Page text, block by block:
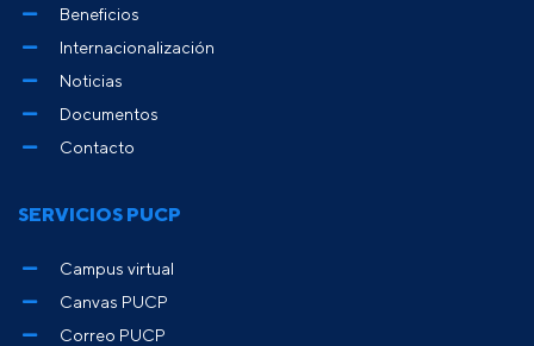
Beneficios
Internacionalización
Noticias
Documentos
Contacto
SERVICIOS PUCP
Campus virtual
Canvas PUCP
Correo PUCP